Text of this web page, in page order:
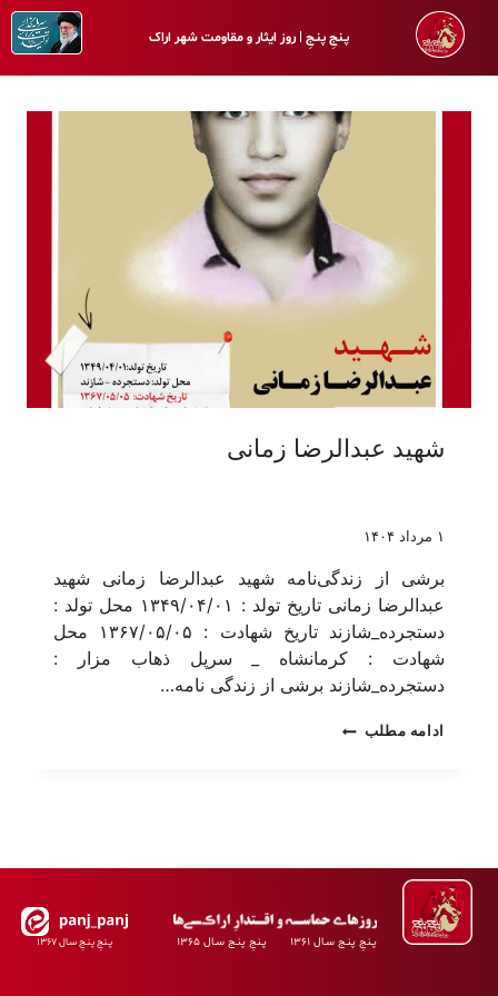
پـنجِ پنـجِ | روز ایثار و مقاومت شهر اراک
شهید عبدالرضا زمانی
۱ مرداد ۱۴۰۴
برشی از زندگی‌نامه شهید عبدالرضا زمانی شهید
عبدالرضا زمانی تاریخ تولد : ۱۳۴۹/۰۴/۰۱ محل تولد :
دستجرده_شازند تاریخ شهادت : ۱۳۶۷/۰۵/۰۵ محل
شهادت : کرمانشاه _ سرپل ذهاب مزار :
دستجرده_شازند برشی از زندگی نامه…
ادامه مطلب
پـنجِ پنـج سـال ۱۳۶۱ پـنجِ پنـج سـال ۱۳۶۵ پـنجِ پنـجِ سـال ۱۳۶۷